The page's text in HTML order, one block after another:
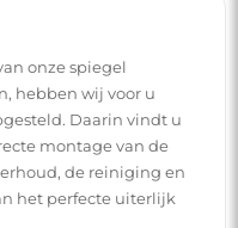
onze spiegel
hebben wij voor u
Daarin vindt u
montage van de
de reiniging en
het perfecte uiterlijk